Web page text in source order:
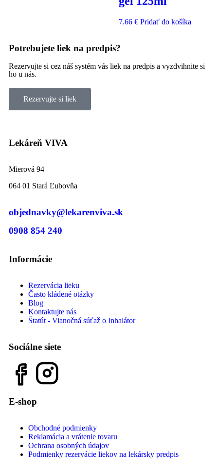
7.66 € Pridať do košíka
Potrebujete liek na predpis?
Rezervujte si cez náš systém vás liek na predpis a vyzdvihnite si
ho u nás.
Rezervujte si liek
Lekáreň VIVA
Mierová 94
064 01 Stará Ľubovňa
objednavky@lekarenviva.sk
0908 854 240
Informácie
Rezervácia lieku
Často kládené otázky
Blog
Kontaktujte nás
Štatút - Vianočná súťaž o Inhalátor
Sociálne siete
E-shop
Obchodné podmienky
Reklamácia a vrátenie tovaru
Ochrana osobných údajov
Podmienky rezervácie liekov na lekársky predpis